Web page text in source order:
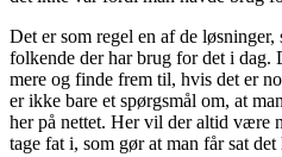
Det er som regel en af de
folkende der har brug for det i dag.
mere og finde frem til, hvis det er
er ikke bare et spørgsmål om, at
her på nettet. Her vil der altid være
tage fat i, som gør at man får sat